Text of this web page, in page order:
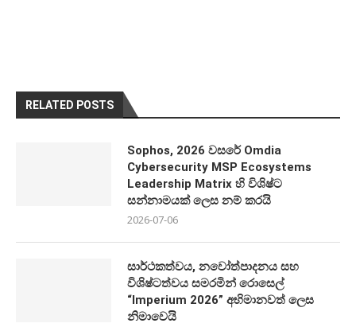
RELATED POSTS
Sophos, 2026 වසරේ Omdia
Cybersecurity MSP Ecosystems
Leadership Matrix හි විශිෂ්ට
සන්නාමයක් ලෙස නම් කරයි
2026-07-06
සාර්ථකත්වය, නවෝත්පාදනය සහ
විශිෂ්ටත්වය සමරමින් රොසෙල්
“Imperium 2026” අභිමානවත් ලෙස
නිමාවෙයි